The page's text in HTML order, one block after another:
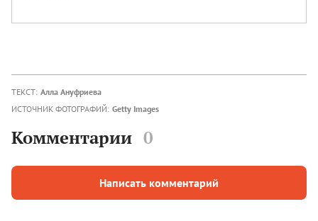
ТЕКСТ: Алла Ануфриева
ИСТОЧНИК ФОТОГРАФИЙ: Getty Images
Комментарии 0
Написать комментарий